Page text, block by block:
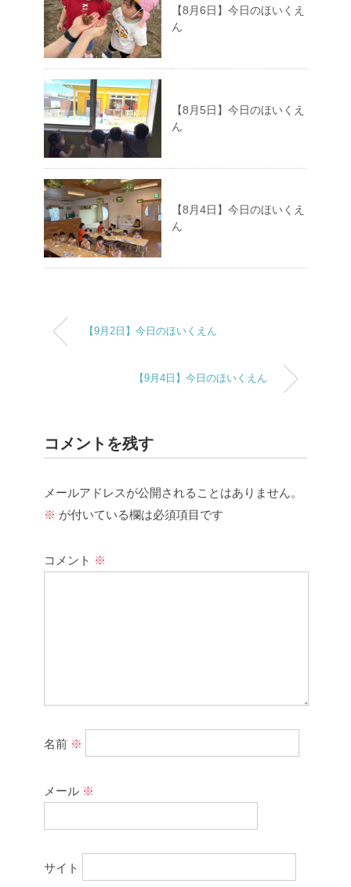
【8月6日】今日のほいくえ
ん
【8月5日】今日のほいくえ
ん
【8月4日】今日のほいくえ
ん
【9月2日】今日のほいくえん
【9月4日】今日のほいくえん
コメントを残す
メールアドレスが公開されることはありません。
※ が付いている欄は必須項目です
コメント ※
名前 ※
メール ※
サイト